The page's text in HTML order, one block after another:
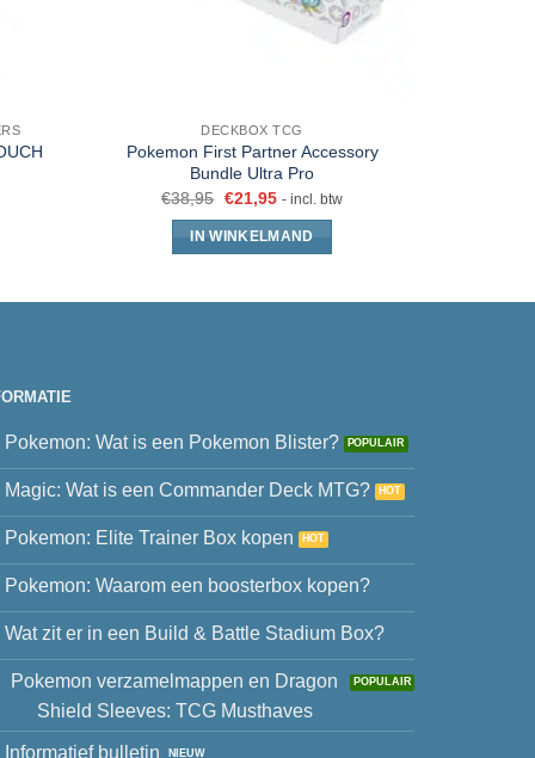
DECKBOX TCG
Pokemon First Partner Accessory
Bundle Ultra Pro
€38,95 €21,95 - incl. btw
IN WINKELMAND
Pokemon: Wat is een Pokemon Blister?
Magic: Wat is een Commander Deck MTG?
Pokemon: Elite Trainer Box kopen
Pokemon: Waarom een boosterbox kopen?
Wat zit er in een Build & Battle Stadium Box?
Pokemon verzamelmappen en Dragon
Shield Sleeves: TCG Musthaves
Informatief bulletin